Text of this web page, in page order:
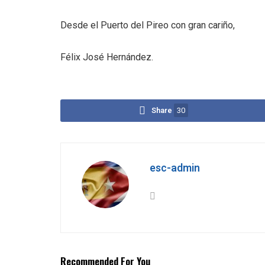
Desde el Puerto del Pireo con gran cariño,
Félix José Hernández.
Share 30
esc-admin
Recommended For You